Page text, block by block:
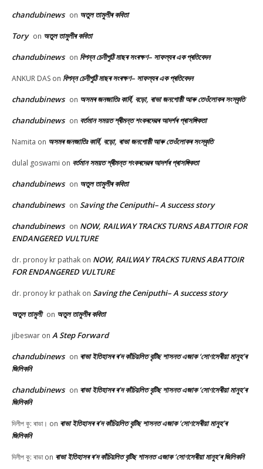
chandubinews on অতুল তামুলীৰ কবিতা
Tory on অতুল তামুলীৰ কবিতা
chandubinews on বিপন্ন চেনীপুঠি মাছৰ সংৰক্ষণ– সাফল্যৰ এক প্ৰতিবেদন
ANKUR DAS on বিপন্ন চেনীপুঠি মাছৰ সংৰক্ষণ– সাফল্যৰ এক প্ৰতিবেদন
chandubinews on অসমৰ জনজাতিঃ কাৰ্বি, বড়ো, ৰাভা জনগোষ্ঠী আৰু তেওঁলোকৰ সংস্কৃতি
chandubinews on বৰ্তমান সময়ত শ্ৰীমন্ত শংকৰদেৱৰ আদৰ্শৰ প্ৰাসঙ্গিকতা
Namita on অসমৰ জনজাতিঃ কাৰ্বি, বড়ো, ৰাভা জনগোষ্ঠী আৰু তেওঁলোকৰ সংস্কৃতি
dulal goswami on বৰ্তমান সময়ত শ্ৰীমন্ত শংকৰদেৱৰ আদৰ্শৰ প্ৰাসঙ্গিকতা
chandubinews on অতুল তামুলীৰ কবিতা
chandubinews on Saving the Ceniputhi– A success story
chandubinews on NOW, RAILWAY TRACKS TURNS ABATTOIR FOR
ENDANGERED VULTURE
dr. pronoy kr pathak on NOW, RAILWAY TRACKS TURNS ABATTOIR
FOR ENDANGERED VULTURE
dr. pronoy kr pathak on Saving the Ceniputhi– A success story
অতুল তামুলী on অতুল তামুলীৰ কবিতা
jibeswar on A Step Forward
chandubinews on ৰাভা ইতিহাসৰ ৰ’দ কাঁচিয়লিত বৃটিছ শাসনত এজাক ‘সোণসেৰীয়া মানুহ’ৰ
জিলিকনি
chandubinews on ৰাভা ইতিহাসৰ ৰ’দ কাঁচিয়লিত বৃটিছ শাসনত এজাক ‘সোণসেৰীয়া মানুহ’ৰ
জিলিকনি
দিলীপ কু: ৰাভা। on ৰাভা ইতিহাসৰ ৰ’দ কাঁচিয়লিত বৃটিছ শাসনত এজাক ‘সোণসেৰীয়া মানুহ’ৰ
জিলিকনি
দিলীপ কু: ৰাভাon ৰাভা ইতিহাসৰ ৰ’দ কাঁচিয়লিত বৃটিছ শাসনত এজাক ‘সোণসেৰীয়া মানুহ’ৰ জিলিকনি